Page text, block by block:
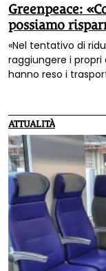
Greenpeace:
possiamo
emissioni»
«Nel tentativo di
raggiungere i
hanno reso i
trasporti per la
for All”.
ATTUALITÀ